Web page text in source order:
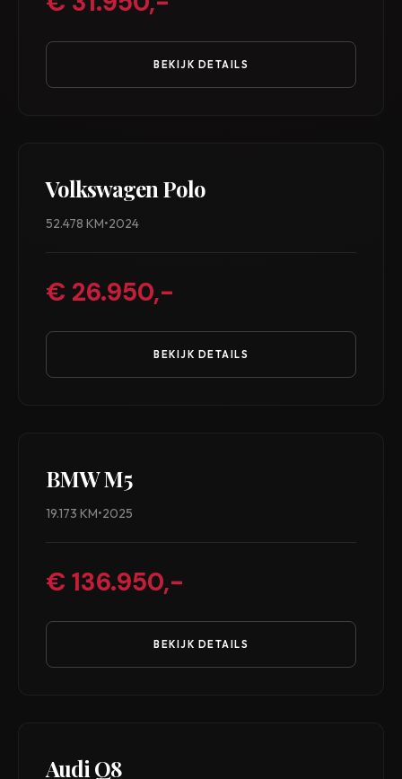
BEKIJK DETAILS
Volkswagen Polo
52.478 KM•2024
€ 26.950,-
BEKIJK DETAILS
BMW M5
19.173 KM•2025
€ 136.950,-
BEKIJK DETAILS
Audi Q8